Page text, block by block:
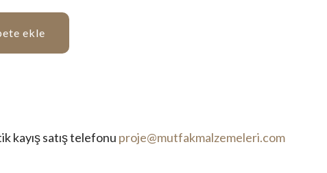
ekle
kayış satış telefonu proje@mutfakmalzemeleri.com